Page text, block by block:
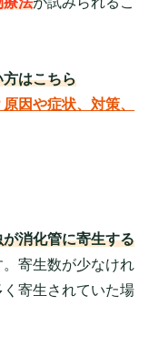
はこちら
因や症状、対策、
が消化管に寄生する
。寄生数が少なけれ
寄生されていた場